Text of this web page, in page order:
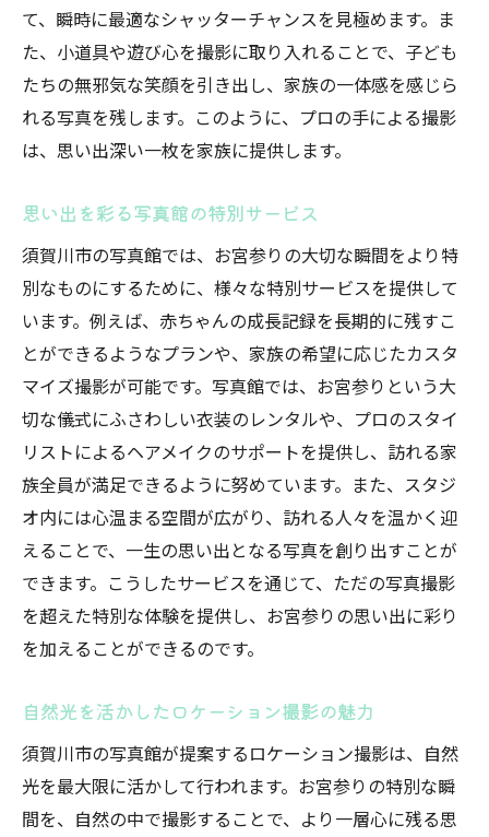
て、瞬時に最適なシャッターチャンスを見極めます。ま
た、小道具や遊び心を撮影に取り入れることで、子ども
たちの無邪気な笑顔を引き出し、家族の一体感を感じら
れる写真を残します。このように、プロの手による撮影
は、思い出深い一枚を家族に提供します。
思い出を彩る写真館の特別サービス
須賀川市の写真館では、お宮参りの大切な瞬間をより特
別なものにするために、様々な特別サービスを提供して
います。例えば、赤ちゃんの成長記録を長期的に残すこ
とができるようなプランや、家族の希望に応じたカスタ
マイズ撮影が可能です。写真館では、お宮参りという大
切な儀式にふさわしい衣装のレンタルや、プロのスタイ
リストによるヘアメイクのサポートを提供し、訪れる家
族全員が満足できるように努めています。また、スタジ
オ内には心温まる空間が広がり、訪れる人々を温かく迎
えることで、一生の思い出となる写真を創り出すことが
できます。こうしたサービスを通じて、ただの写真撮影
を超えた特別な体験を提供し、お宮参りの思い出に彩り
を加えることができるのです。
自然光を活かしたロケーション撮影の魅力
須賀川市の写真館が提案するロケーション撮影は、自然
光を最大限に活かして行われます。お宮参りの特別な瞬
間を、自然の中で撮影することで、より一層心に残る思